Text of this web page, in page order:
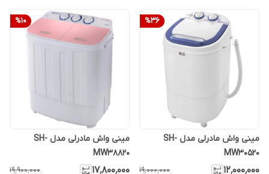
%36
مینی واش مادرلی مدل SH-
MW30520
۱۲٬۰۰۰٬۰۰۰ ۱۹٬۰۰۰٬۰۰۰
%10
مینی واش مادرلی مدل SH-
MW38820
۱۷٬۸۰۰٬۰۰۰ ۱۹٬۹۰۰٬۰۰۰